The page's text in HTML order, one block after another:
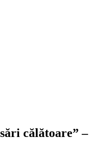
călătoare” –